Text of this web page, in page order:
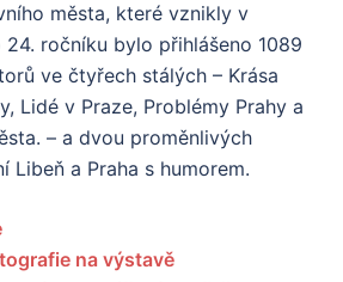
města, které vznikly v
ročníku bylo přihlášeno 1089
ve čtyřech stálých – Krása
Lidé v Praze, Problémy Prahy a
– a dvou proměnlivých
Libeň a Praha s humorem.
na výstavě